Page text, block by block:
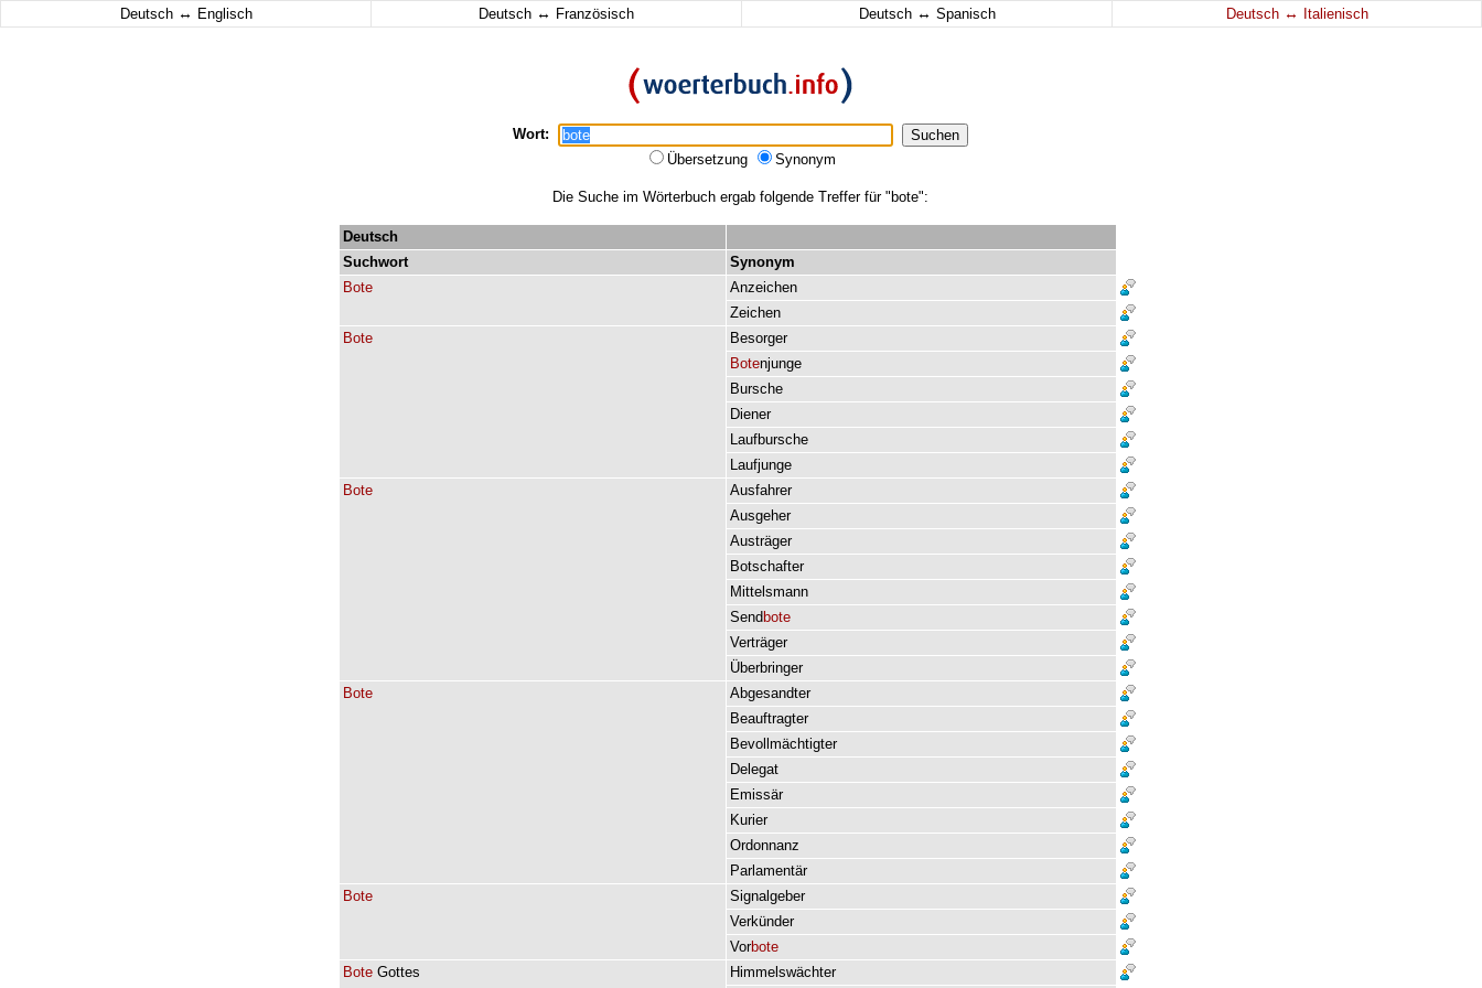
Deutsch ↔ Englisch Deutsch ↔ Französisch Deutsch ↔ Spanisch Deutsch ↔ Italienisch
Wort:
Übersetzung
Synonym
Die Suche im Wörterbuch ergab folgende Treffer für "bote":
Deutsch
Suchwort
Synonym
Bote
Anzeichen
Zeichen
Bote
Besorger
Botenjunge
Bursche
Diener
Laufbursche
Laufjunge
Bote
Ausfahrer
Ausgeher
Austräger
Botschafter
Mittelsmann
Send bote
Verträger
Überbringer
Bote
Abgesandter
Beauftragter
Bevollmächtigter
Delegat
Emissär
Kurier
Ordonnanz
Parlamentär
Bote
Signalgeber
Verkünder
Vorbote
Bote Gottes Himmelswächter